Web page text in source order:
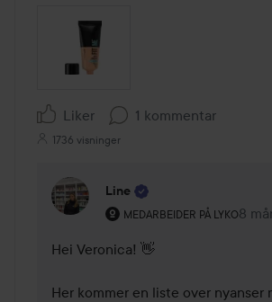
Liker 1 kommentar
1736 visninger
Line
MEDARBEIDER PÅ LYKO
Brukerens rolle: 8
Hei Veronica! 👋
Her kommer en liste over nyanser